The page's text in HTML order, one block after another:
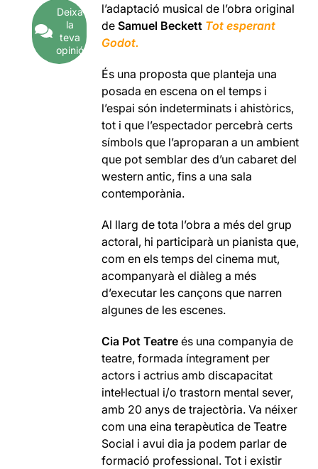
Deixa
la
teva
opinió
l’adaptació musical de l’obra original
deSamuel Beckett Tot esperant
Godot.
És una proposta que planteja una
posada en escena on el temps i
l’espai són indeterminats i ahistòrics,
tot i que l’espectador percebrà certs
símbols que l’aproparan a un ambient
que pot semblar des d’un cabaret del
western antic, fins a una sala
contemporània.
Al llarg de tota l’obra a més del grup
actoral, hi participarà un pianista que,
com en els temps del cinema mut,
acompanyarà el diàleg a més
d’executar les cançons que narren
algunes de les escenes.
Cia Pot Teatre és una companyia de
teatre, formada íntegrament per
actors i actrius amb discapacitat
intel·lectual i/o trastorn mental sever,
amb 20 anys de trajectòria. Va néixer
com una eina terapèutica de Teatre
Social i avui dia ja podem parlar de
formació professional. Tot i existir